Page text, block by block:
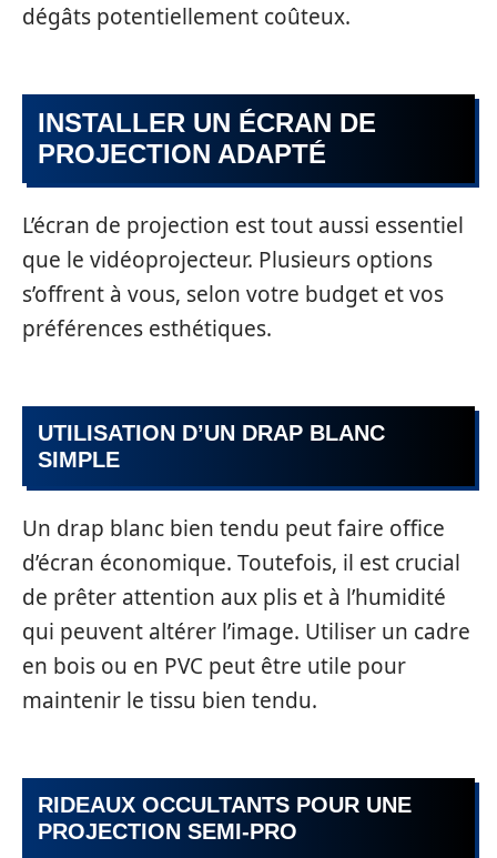
dégâts potentiellement coûteux.
INSTALLER UN ÉCRAN DE
PROJECTION ADAPTÉ
L’écran de projection est tout aussi essentiel
que le vidéoprojecteur. Plusieurs options
s’offrent à vous, selon votre budget et vos
préférences esthétiques.
UTILISATION D’UN DRAP BLANC
SIMPLE
Un drap blanc bien tendu peut faire office
d’écran économique. Toutefois, il est crucial
de prêter attention aux plis et à l’humidité
qui peuvent altérer l’image. Utiliser un cadre
en bois ou en PVC peut être utile pour
maintenir le tissu bien tendu.
RIDEAUX OCCULTANTS POUR UNE
PROJECTION SEMI-PRO